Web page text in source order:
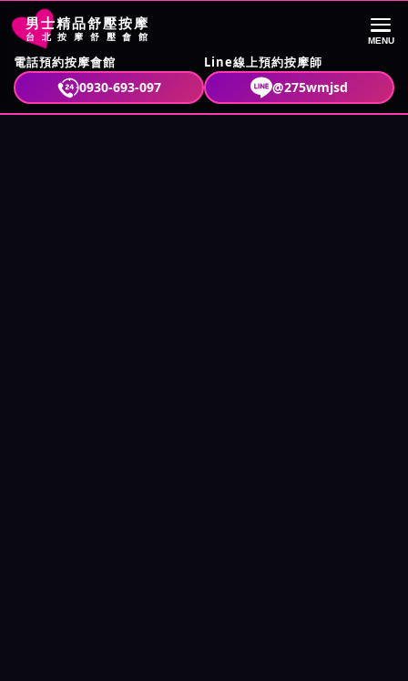
男士精品舒壓按摩
台北按摩舒壓會館
電話預約按摩會館
0930-693-097
Line線上預約按摩師
@275wmjsd
MENU
首頁 按摩舒壓攻略 腳底按摩有哪些好處？腳底按摩越痛越好嗎？